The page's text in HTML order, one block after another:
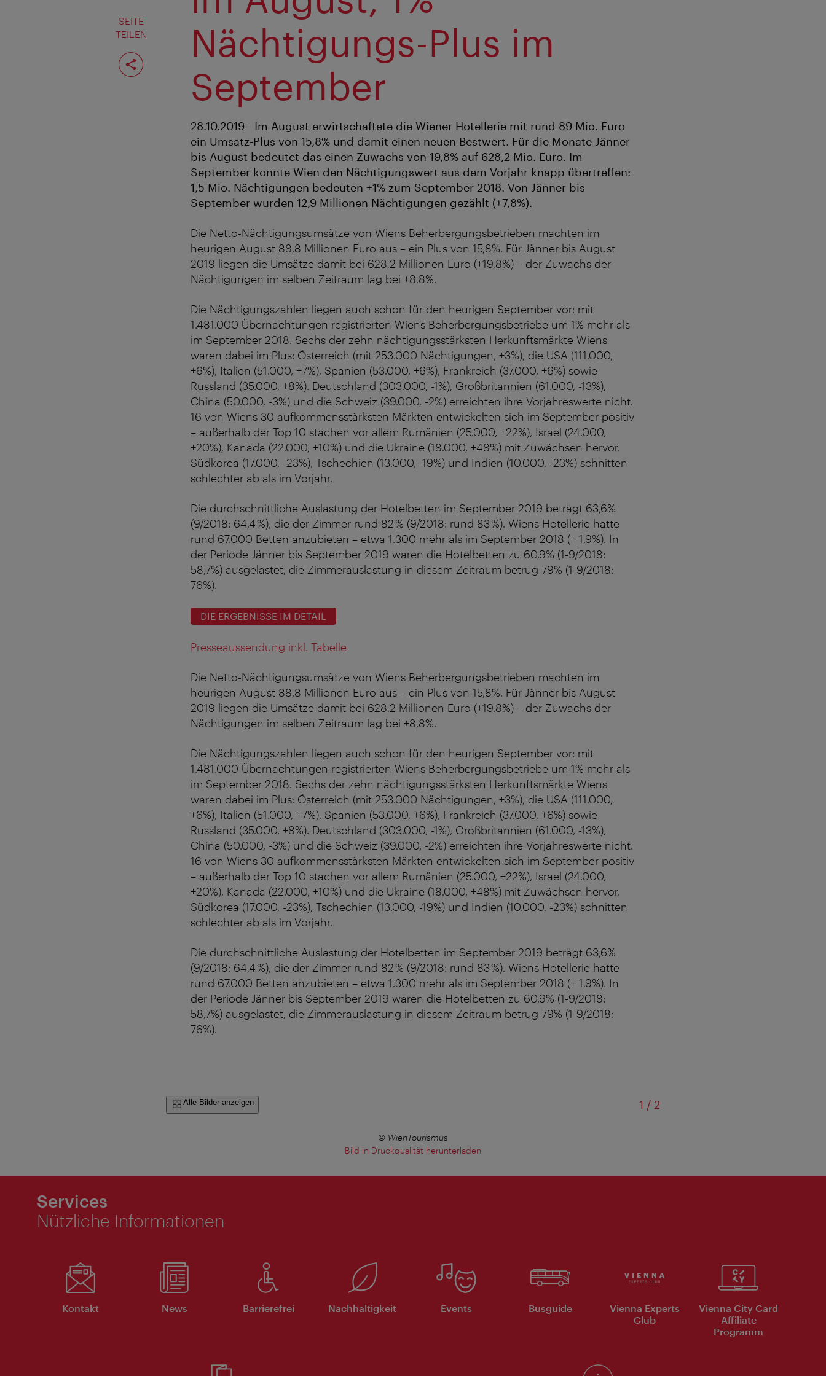
SEITE
TEILEN
Seite
teilen
Nächtigungs-Plus im
September
28.10.2019 - Im August erwirtschaftete die Wiener Hotellerie mit rund 89 Mio. Euro
ein Umsatz-Plus von 15,8% und damit einen neuen Bestwert. Für die Monate Jänner
bis August bedeutet das einen Zuwachs von 19,8% auf 628,2 Mio. Euro. Im
September konnte Wien den Nächtigungswert aus dem Vorjahr knapp übertreffen:
1,5 Mio. Nächtigungen bedeuten +1% zum September 2018. Von Jänner bis
September wurden 12,9 Millionen Nächtigungen gezählt (+7,8%).
Die Netto-Nächtigungsumsätze von Wiens Beherbergungsbetrieben machten im
heurigen August 88,8 Millionen Euro aus – ein Plus von 15,8%. Für Jänner bis August
2019 liegen die Umsätze damit bei 628,2 Millionen Euro (+19,8%) – der Zuwachs der
Nächtigungen im selben Zeitraum lag bei +8,8%.
Die Nächtigungszahlen liegen auch schon für den heurigen September vor: mit
1.481.000 Übernachtungen registrierten Wiens Beherbergungsbetriebe um 1% mehr als
im September 2018. Sechs der zehn nächtigungsstärksten Herkunftsmärkte Wiens
waren dabei im Plus: Österreich (mit 253.000 Nächtigungen, +3%), die USA (111.000,
+6%), Italien (51.000, +7%), Spanien (53.000, +6%), Frankreich (37.000, +6%) sowie
Russland (35.000, +8%). Deutschland (303.000, -1%), Großbritannien (61.000, -13%),
China (50.000, -3%) und die Schweiz (39.000, -2%) erreichten ihre Vorjahreswerte nicht.
16 von Wiens 30 aufkommensstärksten Märkten entwickelten sich im September positiv
– außerhalb der Top 10 stachen vor allem Rumänien (25.000, +22%), Israel (24.000,
+20%), Kanada (22.000, +10%) und die Ukraine (18.000, +48%) mit Zuwächsen hervor.
Südkorea (17.000, -23%), Tschechien (13.000, -19%) und Indien (10.000, -23%) schnitten
schlechter ab als im Vorjahr.
Die durchschnittliche Auslastung der Hotelbetten im September 2019 beträgt 63,6%
(9/2018: 64,4 %), die der Zimmer rund 82 % (9/2018: rund 83 %). Wiens Hotellerie hatte
rund 67.000 Betten anzubieten – etwa 1.300 mehr als im September 2018 (+ 1,9%). In
der Periode Jänner bis September 2019 waren die Hotelbetten zu 60,9% (1-9/2018:
58,7%) ausgelastet, die Zimmerauslastung in diesem Zeitraum betrug 79% (1-9/2018:
76%).
DIE ERGEBNISSE IM DETAIL
Presseaussendung inkl. Tabelle
Die Netto-Nächtigungsumsätze von Wiens Beherbergungsbetrieben machten im
heurigen August 88,8 Millionen Euro aus – ein Plus von 15,8%. Für Jänner bis August
2019 liegen die Umsätze damit bei 628,2 Millionen Euro (+19,8%) – der Zuwachs der
Nächtigungen im selben Zeitraum lag bei +8,8%.
Die Nächtigungszahlen liegen auch schon für den heurigen September vor: mit
1.481.000 Übernachtungen registrierten Wiens Beherbergungsbetriebe um 1% mehr als
im September 2018. Sechs der zehn nächtigungsstärksten Herkunftsmärkte Wiens
waren dabei im Plus: Österreich (mit 253.000 Nächtigungen, +3%), die USA (111.000,
+6%), Italien (51.000, +7%), Spanien (53.000, +6%), Frankreich (37.000, +6%) sowie
Russland (35.000, +8%). Deutschland (303.000, -1%), Großbritannien (61.000, -13%),
China (50.000, -3%) und die Schweiz (39.000, -2%) erreichten ihre Vorjahreswerte nicht.
16 von Wiens 30 aufkommensstärksten Märkten entwickelten sich im September positiv
– außerhalb der Top 10 stachen vor allem Rumänien (25.000, +22%), Israel (24.000,
+20%), Kanada (22.000, +10%) und die Ukraine (18.000, +48%) mit Zuwächsen hervor.
Südkorea (17.000, -23%), Tschechien (13.000, -19%) und Indien (10.000, -23%) schnitten
schlechter ab als im Vorjahr.
Die durchschnittliche Auslastung der Hotelbetten im September 2019 beträgt 63,6%
(9/2018: 64,4 %), die der Zimmer rund 82 % (9/2018: rund 83 %). Wiens Hotellerie hatte
rund 67.000 Betten anzubieten – etwa 1.300 mehr als im September 2018 (+ 1,9%). In
der Periode Jänner bis September 2019 waren die Hotelbetten zu 60,9% (1-9/2018:
58,7%) ausgelastet, die Zimmerauslastung in diesem Zeitraum betrug 79% (1-9/2018:
76%).
Alle Bilder anzeigen 1 /von
2
© WienTourismus
Bild in Druckqualität herunterladen
Services
Nützliche Informationen
Kontakt News Barrierefrei Nachhaltigkeit Events Busguide
Vienna Experts
Club
Vienna City Card
Affiliate
Programm